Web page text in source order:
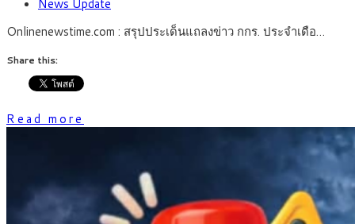
Onlinenewstime.com : สรุปประเด็นแถลงข่าว กกร. ประจำเดือ…
Share this:
Read more